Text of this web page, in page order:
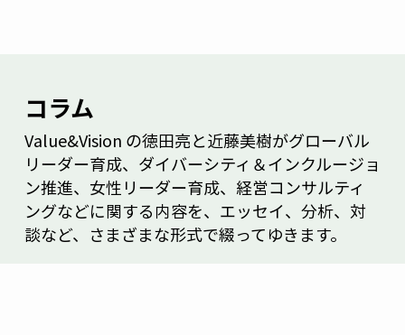
コラム
Value&Vision の徳田亮と近藤美樹がグローバル
リーダー育成、ダイバーシティ＆インクルージョ
ン推進、女性リーダー育成、経営コンサルティ
ングなどに関する内容を、エッセイ、分析、対
談など、さまざまな形式で綴ってゆきます。